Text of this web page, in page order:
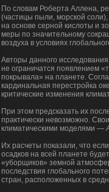
По словам Роберта Аллена,
(частицы пыли, морской соли),
на основе серной кислоты и
меры по значительному
воздуха в условиях
Авторы данного
не ограничатся появлением
покрывала» на планете.
кардинальная перестройка
критические изменения
При этом предсказать их
практически невозможно.
климатическими моделями —
Их расчеты показали, что
осадков на всей планете
«уборщиков» земной
последствия глобального
стран, расположенных в